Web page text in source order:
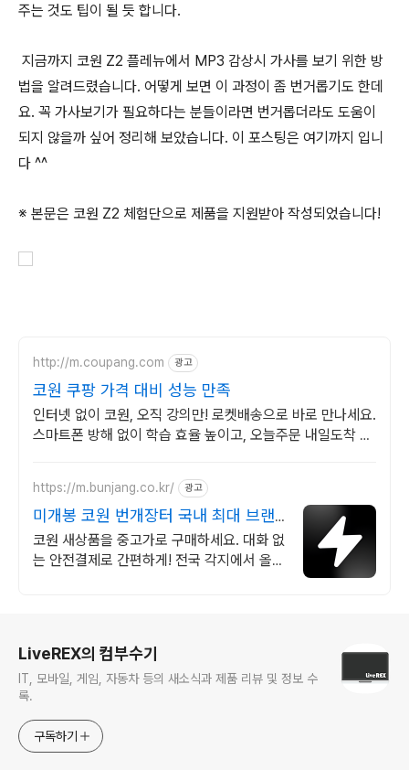
주는 것도 팁이 될 듯 합니다.
지금까지 코원 Z2 플레뉴에서 MP3 감상시 가사를 보기 위한 방
법을 알려드렸습니다. 어떻게 보면 이 과정이 좀 번거롭기도 한데
요. 꼭 가사보기가 필요하다는 분들이라면 번거롭더라도 도움이
되지 않을까 싶어 정리해 보았습니다. 이 포스팅은 여기까지 입니
다 ^^
※ 본문은 코원 Z2 체험단으로 제품을 지원받아 작성되었습니다!
http://m.coupang.com 광고
코원 쿠팡 가격 대비 성능 만족
인터넷 없이 코원, 오직 강의만! 로켓배송으로 바로 만나세요.
스마트폰 방해 없이 학습 효율 높이고, 오늘주문 내일도착 로
https://m.bunjang.co.kr/ 광고
미개봉 코원 번개장터 국내 최대 브랜
드 중고거래
코원 새상품을 중고가로 구매하세요. 대화 없
는 안전결제로 간편하게! 전국 각지에서 올라
LiveREX의 컴부수기
IT, 모바일, 게임, 자동차 등의 새소식과 제품 리뷰 및 정보 수
록.
구독하기